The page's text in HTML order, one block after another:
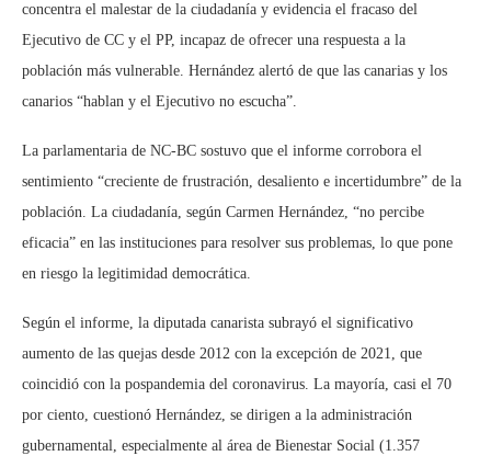
concentra el malestar de la ciudadanía y evidencia el fracaso del
Ejecutivo de CC y el PP, incapaz de ofrecer una respuesta a la
población más vulnerable. Hernández alertó de que las canarias y los
canarios “hablan y el Ejecutivo no escucha”.
La parlamentaria de NC-BC sostuvo que el informe corrobora el
sentimiento “creciente de frustración, desaliento e incertidumbre” de la
población. La ciudadanía, según Carmen Hernández, “no percibe
eficacia” en las instituciones para resolver sus problemas, lo que pone
en riesgo la legitimidad democrática.
Según el informe, la diputada canarista subrayó el significativo
aumento de las quejas desde 2012 con la excepción de 2021, que
coincidió con la pospandemia del coronavirus. La mayoría, casi el 70
por ciento, cuestionó Hernández, se dirigen a la administración
gubernamental, especialmente al área de Bienestar Social (1.357